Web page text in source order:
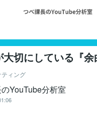
切にしている『余
ティング
YouTube分析室